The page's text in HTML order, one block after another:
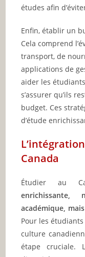
études afin
Enfin, établir un
Cela comprend
transport, de
applications de
aider les
s’assurer qu’ils
budget. Ces
d’étude
Canada
Étudier au
académique,
Pour les
culture
étape cruciale.